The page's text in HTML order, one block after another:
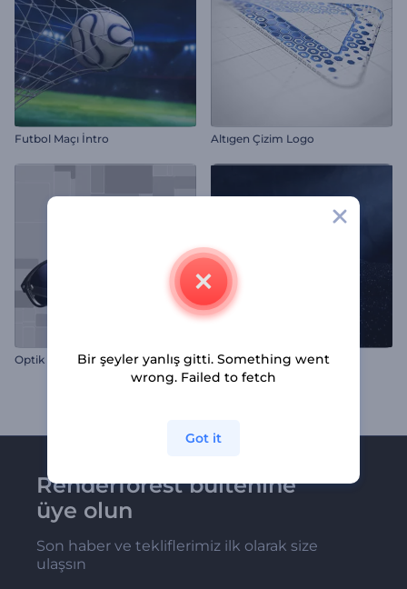
Futbol Maçı İntro Altıgen Çizim Logo
Optik İçin Sade Giriş Videosu Siyah Kum Logo Gösterimi
Renderforest bültenine
üye olun
Son haber ve tekliflerimiz ilk olarak size
ulaşsın
Bir şeyler yanlış gitti. Something went
wrong. Failed to fetch
Got it